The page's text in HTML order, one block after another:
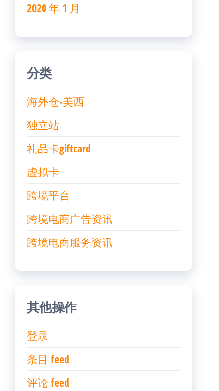
2020 年 1 月
分类
海外仓-美西
独立站
礼品卡giftcard
虚拟卡
跨境平台
跨境电商广告资讯
跨境电商服务资讯
其他操作
登录
条目 feed
评论 feed